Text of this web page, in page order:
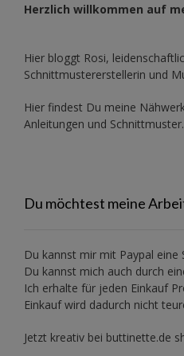
Herzlich willkommen auf
Hier bloggt Rosi,
Schnittmustererstellerin und
Hier findest Du meine
Anleitungen und Schnittmuster.
Du möchtest meine
Du kannst mir mit Paypal eine
Du kannst mich auch durch
Ich erhalte für jeden Einkauf
Einkauf wird dadurch nicht
Jetzt kreativ bei buttinette.de